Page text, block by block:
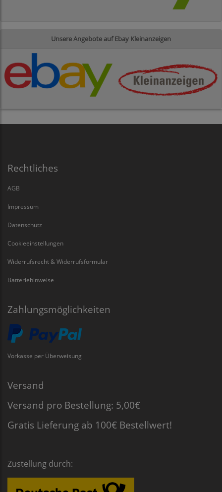
Unsere Angebote auf Ebay Kleinanzeigen
Rechtliches
AGB
Impressum
Datenschutz
Cookieeinstellungen
Widerrufsrecht & Widerrufsformular
Batteriehinweise
Zahlungsmöglichkeiten
Vorkasse per Überweisung
Versand
Versand pro Bestellung: 5,00€
Gratis Lieferung ab 100€ Bestellwert!
Zustellung durch: